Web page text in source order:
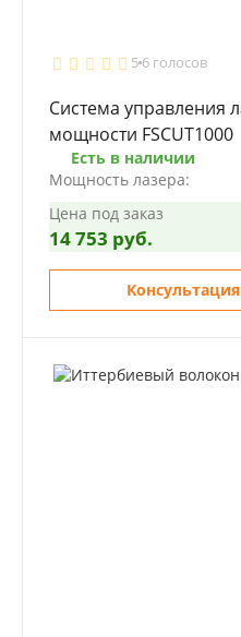
5 6 голосов
Система управления
мощности FSCUT1000
Есть в наличии
Мощность лазера:
Цена под заказ
14 753 руб.
Консультация